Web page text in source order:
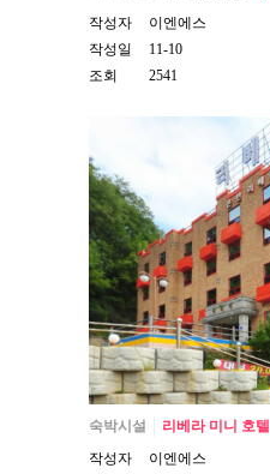
작성자
이엔에스
작성일
11-10
조회
2541
숙박시설
리베라 미니 호텔
작성자
이엔에스